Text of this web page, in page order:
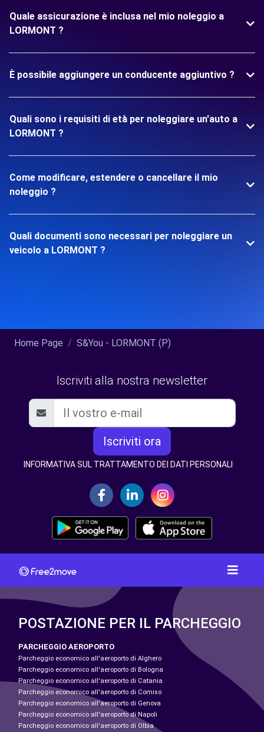
Quale assicurazione è inclusa nel mio noleggio a
LORMONT ?
È possibile aggiungere un conducente aggiuntivo ?
Quali sono i requisiti di età per noleggiare un'auto a
LORMONT ?
Come modificare, estendere o cancellare il mio
noleggio ?
Quali documenti sono necessari per noleggiare un
veicolo a LORMONT ?
Home Page S&You - LORMONT (P)
Iscriviti alla nostra newsletter
Iscriviti ora
INFORMATIVA SUL TRATTAMENTO DEI DATI PERSONALI
POSTAZIONE PER IL PARCHEGGIO
PARCHEGGIO AEROPORTO
Parcheggio economico all'aeroporto di Alghero
Parcheggio economico all'aeroporto di Bologna
Parcheggio economico all'aeroporto di Catania
Parcheggio economico all'aeroporto di Comiso
Parcheggio economico all'aeroporto di Genova
Parcheggio economico all'aeroporto di Napoli
Parcheggio economico all'aeroporto di Olbia